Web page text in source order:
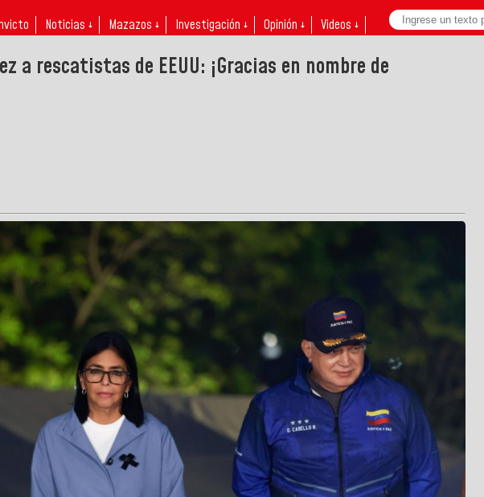
Noticias ↓ Mazazos ↓ Investigación ↓ Opinión ↓ Videos ↓
a rescatistas de EEUU: ¡Gracias en nombre de